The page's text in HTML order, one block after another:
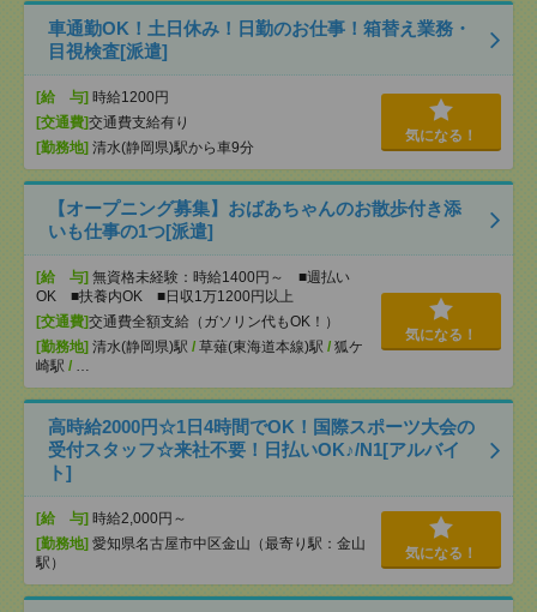
車通勤OK！土日休み！日勤のお仕事！箱替え業務・
目視検査[派遣]
[給 与] 時給1200円
[交通費]交通費支給有り
[勤務地] 清水(静岡県)駅から車9分
気になる！
【オープニング募集】おばあちゃんのお散歩付き添
いも仕事の1つ[派遣]
[給 与] 無資格未経験：時給1400円～ ■週払い
OK ■扶養内OK ■日収1万1200円以上
[交通費]交通費全額支給（ガソリン代もOK！）
[勤務地] 清水(静岡県)駅 / 草薙(東海道本線)駅 / 狐ケ
崎駅 / …
気になる！
高時給2000円☆1日4時間でOK！国際スポーツ大会の
受付スタッフ☆来社不要！日払いOK♪/N1[アルバイ
ト]
[給 与] 時給2,000円～
[勤務地] 愛知県名古屋市中区金山（最寄り駅：金山
駅）
気になる！